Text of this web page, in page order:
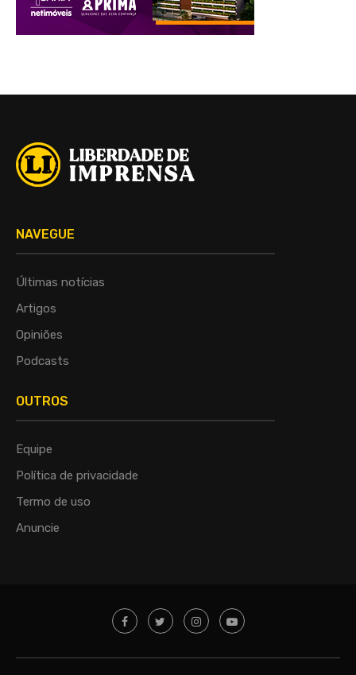
NAVEGUE
Últimas notícias
Artigos
Opiniões
Podcasts
OUTROS
Equipe
Política de privacidade
Termo de uso
Anuncie